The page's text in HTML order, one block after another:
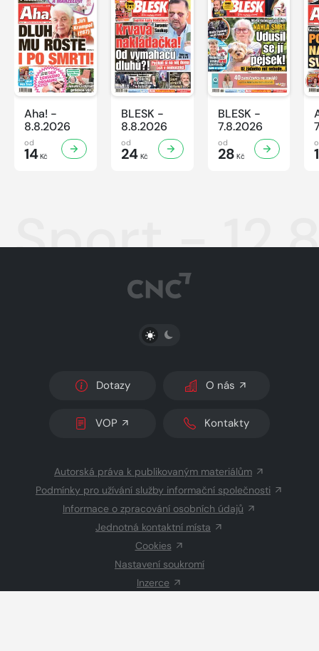
Aha! -
8.8.2026
od
14Kč
BLESK -
8.8.2026
od
24Kč
BLESK -
7.8.2026
od
28 Kč
Sport -
PŘEPNOUT SVĚTLÝ/TMAVÝ REŽIM
Dotazy O nás
VOP Kontakty
Autorská práva k publikovaným materiálům
Podmínky pro užívání služby informační společnosti
Informace o zpracování osobních údajů
Jednotná kontaktní místa
Cookies
Nastavení soukromí
Inzerce